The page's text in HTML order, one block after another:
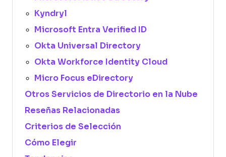
Kyndryl
Microsoft Entra Verified ID
Okta Universal Directory
Okta Workforce Identity Cloud
Micro Focus eDirectory
Otros Servicios de Directorio en la Nube
Reseñas Relacionadas
Criterios de Selección
Cómo Elegir